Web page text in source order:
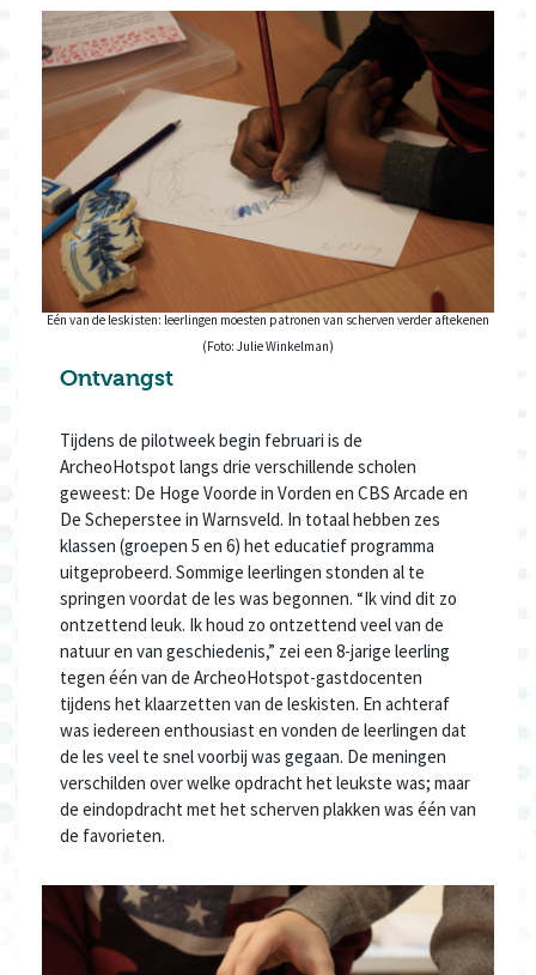
Eén van de leskisten: leerlingen moesten patronen van scherven verder aftekenen
(Foto: Julie Winkelman)
Ontvangst
Tijdens de pilotweek begin februari is de
ArcheoHotspot langs drie verschillende scholen
geweest: De Hoge Voorde in Vorden en CBS Arcade en
De Scheperstee in Warnsveld. In totaal hebben zes
klassen (groepen 5 en 6) het educatief programma
uitgeprobeerd. Sommige leerlingen stonden al te
springen voordat de les was begonnen. “Ik vind dit zo
ontzettend leuk. Ik houd zo ontzettend veel van de
natuur en van geschiedenis,” zei een 8-jarige leerling
tegen één van de ArcheoHotspot-gastdocenten
tijdens het klaarzetten van de leskisten. En achteraf
was iedereen enthousiast en vonden de leerlingen dat
de les veel te snel voorbij was gegaan. De meningen
verschilden over welke opdracht het leukste was; maar
de eindopdracht met het scherven plakken was één van
de favorieten.